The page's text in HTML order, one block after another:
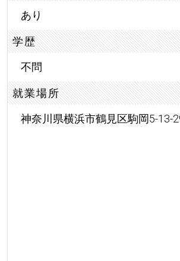
あり
学歴
不問
就業場所
神奈川県横浜市鶴見区駒岡5-13-